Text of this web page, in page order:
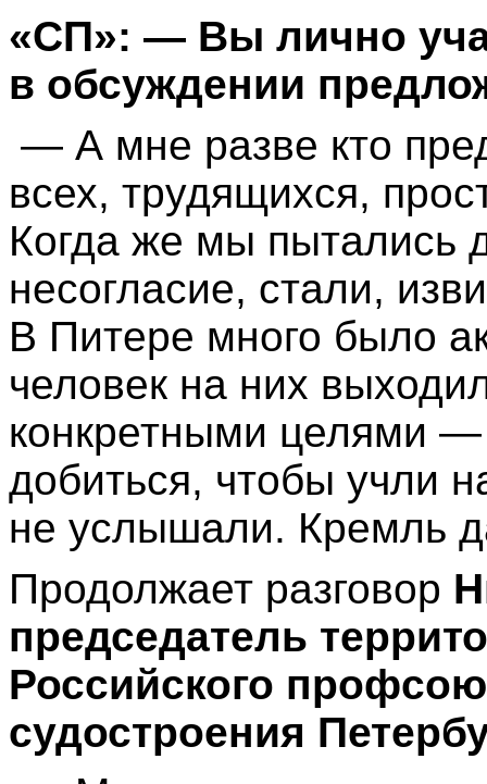
«СП»: — Вы лично
в обсуждении
— А мне разве кто
всех, трудящихся,
Когда же мы пытались
несогласие, стали,
В Питере много было
человек на них
конкретными целями —
добиться, чтобы учли
не услышали. Кремль
Продолжает разговор
председатель
Российского
судостроения